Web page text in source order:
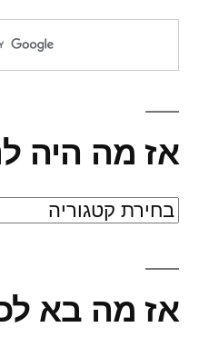
אז מה היה
אז
לנו
אז מה בא